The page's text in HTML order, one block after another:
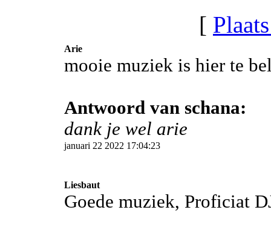
[
Arie
mooie muziek is hier te
Antwoord van schana:
dank je wel arie
januari 22 2022 17:04:23
Liesbaut
Goede muziek, Proficiat